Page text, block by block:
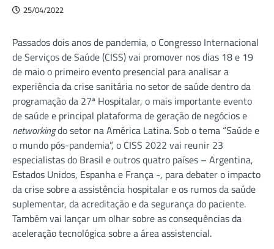
25/04/2022
Passados dois anos de pandemia, o Congresso Internacional
de Serviços de Saúde (CISS) vai promover nos dias 18 e 19
de maio o primeiro evento presencial para analisar a
experiência da crise sanitária no setor de saúde dentro da
programação da 27ª Hospitalar, o mais importante evento
de saúde e principal plataforma de geração de negócios e
networkingdo setor na América Latina. Sob o tema “Saúde e
o mundo pós-pandemia”, o CISS 2022 vai reunir 23
especialistas do Brasil e outros quatro países – Argentina,
Estados Unidos, Espanha e França -, para debater o impacto
da crise sobre a assistência hospitalar e os rumos da saúde
suplementar, da acreditação e da segurança do paciente.
Também vai lançar um olhar sobre as consequências da
aceleração tecnológica sobre a área assistencial.